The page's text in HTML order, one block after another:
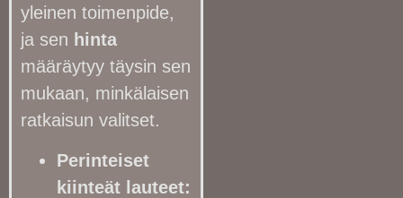
yleinen toimenpide,
ja sen hinta
määräytyy täysin sen
mukaan, minkälaisen
ratkaisun valitset.
Perinteiset
kiinteät lauteet: